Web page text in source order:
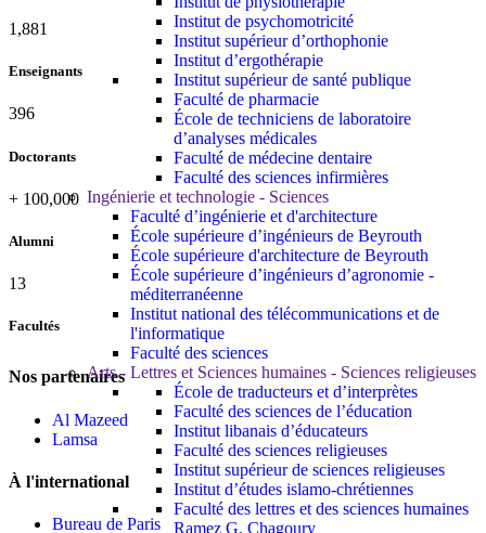
Institut de psychomotricité
Institut supérieur d’orthophonie
Institut d’ergothérapie
Institut supérieur de santé publique
Faculté de pharmacie
École de techniciens de laboratoire
d’analyses médicales
Faculté de médecine dentaire
Faculté des sciences infirmières
Ingénierie et technologie - Sciences
Faculté d’ingénierie et d'architecture
École supérieure d’ingénieurs de Beyrouth
École supérieure d'architecture de Beyrouth
École supérieure d’ingénieurs d’agronomie -
méditerranéenne
Institut national des télécommunications et de
l'informatique
Faculté des sciences
Arts - Lettres et Sciences humaines - Sciences religieuses
École de traducteurs et d’interprètes
Faculté des sciences de l’éducation
Institut libanais d’éducateurs
Faculté des sciences religieuses
Institut supérieur de sciences religieuses
Institut d’études islamo-chrétiennes
Faculté des lettres et des sciences humaines
Ramez G. Chagoury
1,995
Enseignants
420
Doctorants
+ 100,000
Alumni
13
Facultés
Nos partenaires
Al Mazeed
Lamsa
À l'international
Bureau de Paris